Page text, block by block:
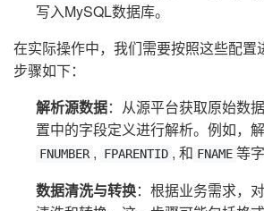
写入MySQL数据库。
在实际操作中，我们需要按照这些配置
步骤如下：
解析源数据：从源平台获取原始数
置中的字段定义进行解析。例如，
FNUMBER , FPARENTID , 和 FNAME 等
数据清洗与转换：根据业务需求，